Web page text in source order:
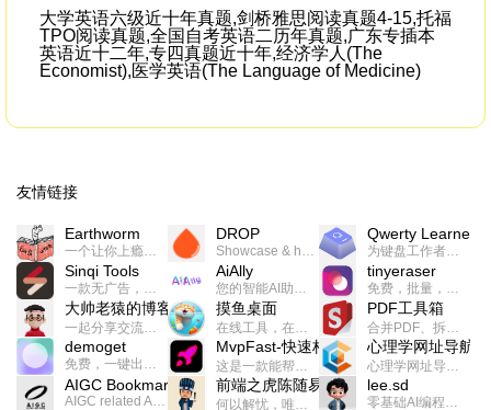
大学英语六级近十年真题,剑桥雅思阅读真题4-15,托福
TPO阅读真题,全国自考英语二历年真题,广东专插本
英语近十二年,专四真题近十年,经济学人(The
Economist),医学英语(The Language of Medicine)
友情链接
Earthworm DROP Qwerty Learner
为键盘工作者设计的单词与肌肉记忆锻炼软件
Sinqi Tools AiAlly tinyeraser
大帅老猿的博客 摸鱼桌面 PDF工具箱
合并PDF、拆分PDF、旋转PDF、裁剪PDF、转换PDF、加密PDF、解密PDF、PDF加水印等多种PDF处理功能
demoget MvpFast-快速构建网站应用
这是一款能帮助你快速构建个人网站的应用，使用最新的前端技术栈，集成登录、鉴权、手机、邮箱、数据库、博客、文章、支付等等网站所需要的功能，你只需要花几个小时开发你的核心功能就可以上线，一次购买，永久拥有
心理学网址导航
AIGC Bookmarks 前端之虎陈随易 lee.sd